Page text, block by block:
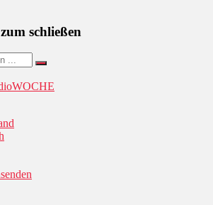
schließen